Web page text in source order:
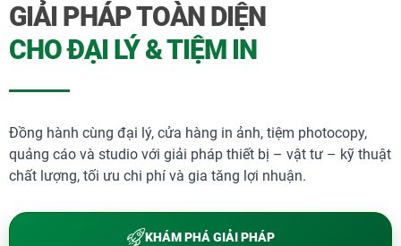
Cam kết của THÀNH ĐẠT
Mỗi sản phẩm do chính tay THÀNH ĐẠT thiết
kế tinh tế, gia công tỉ mỉ từng chi tiết và sản
qua trung gian.
Cam kết sản phẩm đến tay khách hàng luôn có
chất lượng hoàn thiện tốt nhất.
Tất cả sản phẩm được làm thủ công tùy biến
ty và tổ chức
GIẢI PHÁP TOÀN DIỆN
CHO ĐẠI LÝ & TIỆM IN
Đồng hành cùng đại lý, cửa hàng in ảnh, tiệm photocopy,
quảng cáo và studio với giải pháp thiết bị – vật tư – kỹ thuật
chất lượng, tối ưu chi phí và gia tăng lợi nhuận.
KHÁM PHÁ GIẢI PHÁP